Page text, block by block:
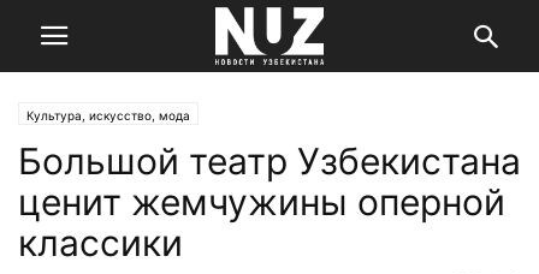
Культура, искусство, мода
Большой театр Узбекистана
ценит жемчужины оперной
классики